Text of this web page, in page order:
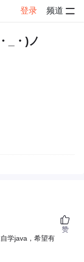
登录 频道
_・)ノ
学java，希望有
赞